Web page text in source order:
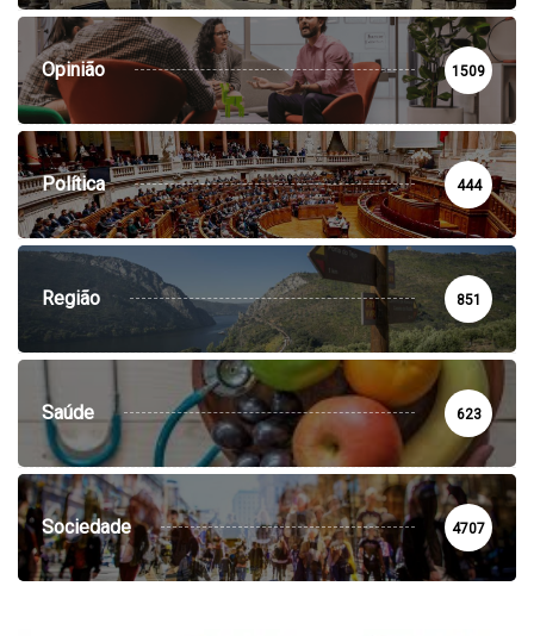
Opinião 1509
Política 444
Região 851
Saúde 623
Sociedade 4707